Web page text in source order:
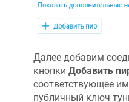
Далее добавим
кнопки Добавить
соответствующее
публичный ключ